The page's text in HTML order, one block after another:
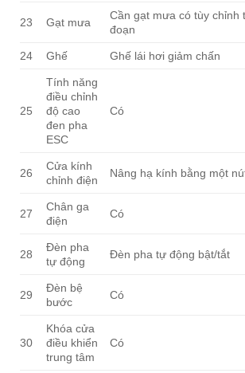
23 Gạt mưa
Cần gạt mưa có tùy chỉnh
đoạn
24 Ghế Ghế lái hơi giảm chấn
25
Tính năng
điều chỉnh
độ cao
đen pha
ESC
Có
26
Cửa kính
chỉnh điện
Nâng hạ kính bằng một
27
Chân ga
điện
Có
28
Đèn pha
tự động
Đèn pha tự động bật/tắt
29
Đèn bệ
bước
Có
30
Khóa cửa
điều khiển
trung tâm
Có